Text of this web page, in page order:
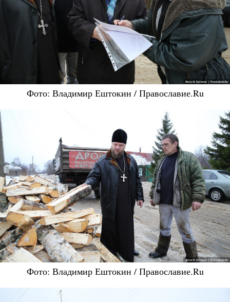
Фото: Владимир Ештокин / Православие.Ru
Фото: Владимир Ештокин / Православие.Ru